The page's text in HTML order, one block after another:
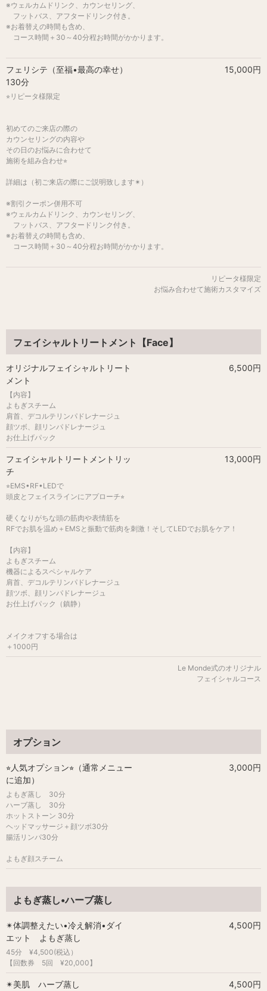
※ウェルカムドリンク、カウンセリング、
フットバス、アフタードリンク付き。
※お着替えの時間も含め、
コース時間＋30～40分程お時間がかかります。
フェリシテ（至福•最高の幸せ）
130分
15,000円
⭐︎リピータ様限定
初めてのご来店の際の
カウンセリングの内容や
その日のお悩みに合わせて
施術を組み合わせ⭐︎
詳細は（初ご来店の際にご説明致します✴︎）
※割引クーポン併用不可
※ウェルカムドリンク、カウンセリング、
フットバス、アフタードリンク付き。
※お着替えの時間も含め、
コース時間＋30～40分程お時間がかかります。
リピータ様限定
お悩み合わせて施術カスタマイズ
フェイシャルトリートメント【Face】
オリジナルフェイシャルトリート
メント
6,500円
【内容】
よもぎスチーム
肩首、デコルテリンパドレナージュ
顔ツボ、顔リンパドレナージュ
お仕上げパック
フェイシャルトリートメントリッ
チ
13,000円
⭐︎EMS•RF•LEDで
頭皮とフェイスラインにアプローチ⭐︎
硬くなりがちな頭の筋肉や表情筋を
RFでお肌を温め＋EMSと振動で筋肉を刺激！そしてLEDでお肌をケア！
【内容】
よもぎスチーム
機器によるスペシャルケア
肩首、デコルテリンパドレナージュ
顔ツボ、顔リンパドレナージュ
お仕上げパック（鎮静）
メイクオフする場合は
＋1000円
Le Monde式のオリジナル
フェイシャルコース
オプション
⭐︎人気オプション⭐︎（通常メニュー
に追加）
3,000円
よもぎ蒸し 30分
ハーブ蒸し 30分
ホットストーン 30分
ヘッドマッサージ＋顔ツボ30分
腸活リンパ30分
よもぎ顔スチーム
よもぎ蒸し•ハーブ蒸し
✴︎体調整えたい•冷え解消•ダイ
エット よもぎ蒸し
4,500円
45分 ¥4,500(税込）
【回数券 5回 ¥20,000】
✴︎美肌 ハーブ蒸し 4,500円